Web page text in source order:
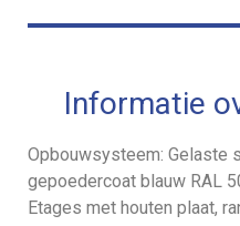
Informatie
Opbouwsysteem: Gelaste
gepoedercoat blauw RAL
Etages met houten plaat,